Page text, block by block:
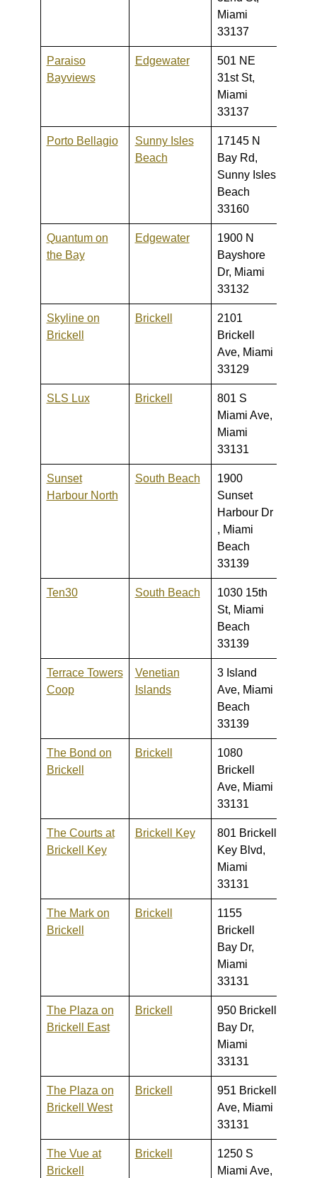
Miami
33137
Paraiso
Bayviews
Edgewater
501 NE
31st St,
Miami
33137
Porto Bellagio
Sunny Isles
Beach
17145 N
Bay Rd,
Sunny Isles
Beach
33160
Quantum on
the Bay
Edgewater
1900 N
Bayshore
Dr, Miami
33132
Skyline on
Brickell
Brickell
2101
Brickell
Ave, Miami
33129
SLS Lux Brickell
801 S
Miami Ave,
Miami
33131
Sunset
Harbour North
South Beach
1900
Sunset
Harbour Dr
, Miami
Beach
33139
Ten30 South Beach
1030 15th
St, Miami
Beach
33139
Terrace Towers
Coop
Venetian
Islands
3 Island
Ave, Miami
Beach
33139
The Bond on
Brickell
Brickell
1080
Brickell
Ave, Miami
33131
The Courts at
Brickell Key
Brickell Key
801 Brickell
Key Blvd,
Miami
33131
The Mark on
Brickell
Brickell
1155
Brickell
Bay Dr,
Miami
33131
The Plaza on
Brickell East
Brickell
950 Brickell
Bay Dr,
Miami
33131
The Plaza on
Brickell West
Brickell
951 Brickell
Ave, Miami
33131
The Vue at
Brickell
Brickell
1250 S
Miami Ave,